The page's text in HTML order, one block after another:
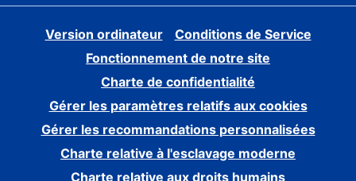
Version ordinateur
Conditions de Service
Fonctionnement de notre site
Charte de confidentialité
Gérer les paramètres relatifs aux cookies
Gérer les recommandations personnalisées
Charte relative à l'esclavage moderne
Charte relative aux droits humains